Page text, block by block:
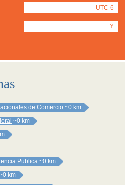
UTC-6
Y
de Comercio ~0 km
~0 km
Publica ~0 km
~0 km